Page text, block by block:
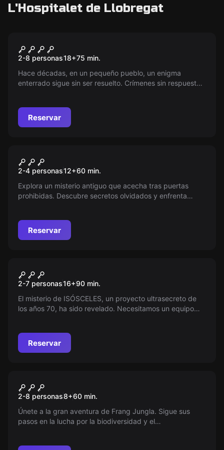
L'Hospitalet de Llobregat
Nuevo
El Orfanato
2-8 personas18+75 min.
Hace décadas, en un pequeño pueblo, un enigma
enterrado sigue sin ser resuelto. Crímenes sin respuesta
han permanecido ocultos por generaciones. ¿Podrás
desvelar la verdad?
Reservar
Nuevo
Krematorium
2-4 personas12+60 min.
Explora un misterio antiguo que acecha tras puertas
prohibidas. Descubre secretos olvidados y enfrenta
desconocido y donde la valentía y el terror se entrelazan.
Reservar
Bermudas , El Secreto Jamás
Revelado
2-7 personas16+90 min.
El misterio de ISÓSCELES, un proyecto ultrasecreto de
los años 70, ha sido revelado. Necesitamos un equipo
enfrentar lo desconocido y ser el héroe que
necesitamos?
Reservar
Fauna Room Escape
2-8 personas8+60 min.
Únete a la gran aventura de Frang Jungla. Sigue sus
pasos en la lucha por la biodiversidad y el